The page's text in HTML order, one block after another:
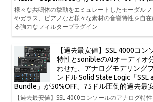
様々な共鳴体の挙動をエミュレートしたモーダル
やガラス、ピアノなど様々な素材の音響特性を自在
る強力なフィルタープラグイン
【過去最安値】SSL 4000コン
特性とsonibleのAIオーディオ
わせた、アナログモデリング
ンドル Solid State Logic「SSL
Bundle」が50%OFF、75ドル圧倒的過去最
【過去最安値】SSL 4000コンソールのアナログ特